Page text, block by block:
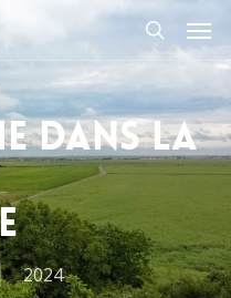
search
dans la
2024